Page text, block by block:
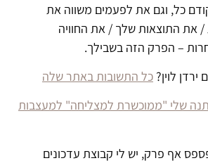
כל, וגם את לפעמים משווה את
את התוצאות שלך / את החוויה
– הפרק הזה בשבילך.
לוין? כל התשובות באתר שלה
שלי "ממוכשרת למצליחה" למעצבות
אף פרק, יש לי קבוצת עדכונים